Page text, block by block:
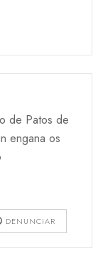
de Patos de
engana os
DENUNCIAR